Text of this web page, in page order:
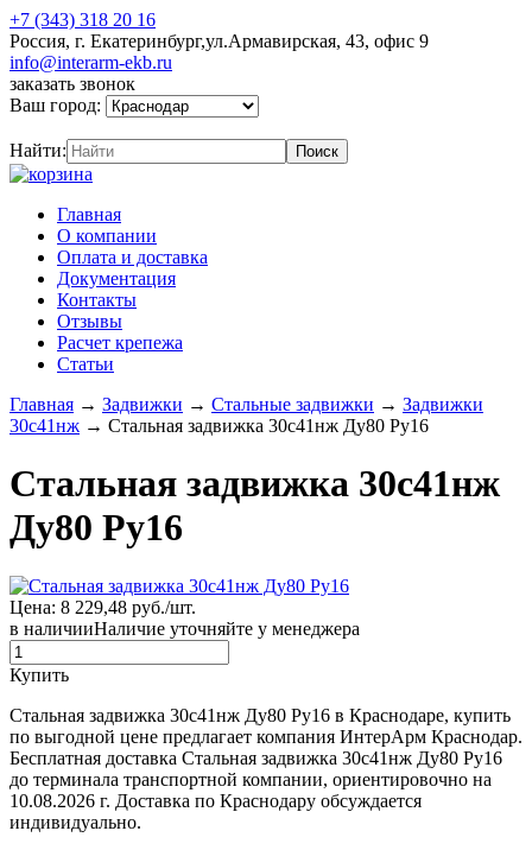
+7 (343) 318 20 16
Россия, г. Екатеринбург,ул.Армавирская, 43, офис 9
info@interarm-ekb.ru
заказать звонок
Ваш город:
Найти:
Главная
О компании
Оплата и доставка
Документация
Контакты
Отзывы
Расчет крепежа
Статьи
Главная → Задвижки → Стальные задвижки → Задвижки
30с41нж → Стальная задвижка 30с41нж Ду80 Ру16
Стальная задвижка 30с41нж
Ду80 Ру16
Цена: 8 229,48 руб./шт.
в наличииНаличие уточняйте у менеджера
Купить
Стальная задвижка 30с41нж Ду80 Ру16 в Краснодаре, купить
по выгодной цене предлагает компания ИнтерАрм Краснодар.
Бесплатная доставка Стальная задвижка 30с41нж Ду80 Ру16
до терминала транспортной компании, ориентировочно на
10.08.2026 г. Доставка по Краснодару обсуждается
индивидуально.